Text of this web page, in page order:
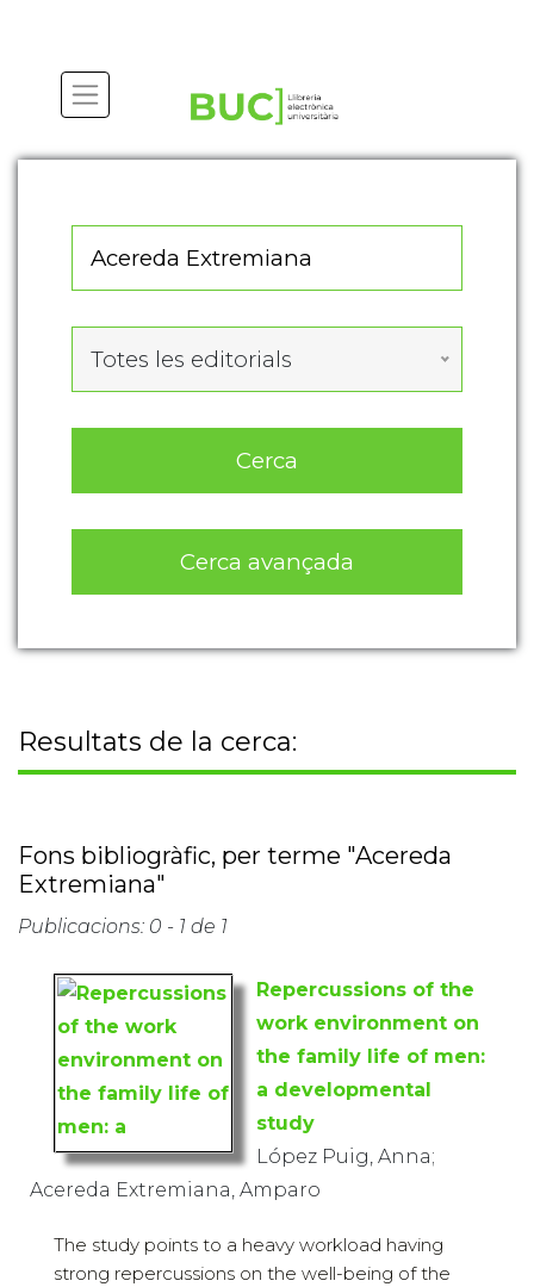
Totes les editorials
Cerca
Cerca avançada
Resultats de la cerca:
Fons bibliogràfic, per terme "Acereda
Extremiana"
Publicacions: 0 - 1 de 1
Repercussions of the
work environment on
the family life of men:
a developmental
study
López Puig, Anna;
Acereda Extremiana, Amparo
The study points to a heavy workload having
strong repercussions on the well-being of the